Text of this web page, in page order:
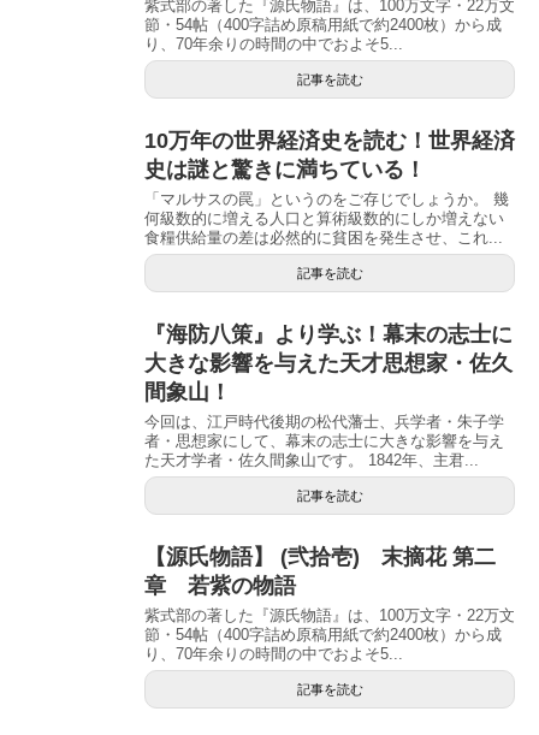
紫式部の著した『源氏物語』は、100万文字・22万文
節・54帖（400字詰め原稿用紙で約2400枚）から成
り、70年余りの時間の中でおよそ5...
記事を読む
10万年の世界経済史を読む！世界経済
史は謎と驚きに満ちている！
「マルサスの罠」というのをご存じでしょうか。 幾
何級数的に増える人口と算術級数的にしか増えない
食糧供給量の差は必然的に貧困を発生させ、これ...
記事を読む
『海防八策』より学ぶ！幕末の志士に
大きな影響を与えた天才思想家・佐久
間象山！
今回は、江戸時代後期の松代藩士、兵学者・朱子学
者・思想家にして、幕末の志士に大きな影響を与え
た天才学者・佐久間象山です。 1842年、主君...
記事を読む
【源氏物語】 (弐拾壱) 末摘花 第二
章 若紫の物語
紫式部の著した『源氏物語』は、100万文字・22万文
節・54帖（400字詰め原稿用紙で約2400枚）から成
り、70年余りの時間の中でおよそ5...
記事を読む